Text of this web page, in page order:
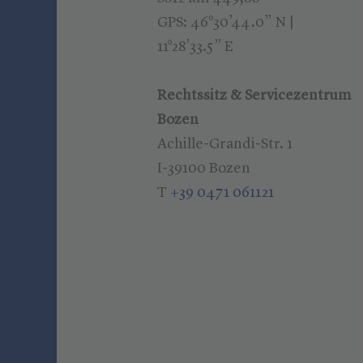
GPS: 46°30’44.0” N |
11°28’33.5” E
Rechtssitz & Servicezentrum
Bozen
Achille-Grandi-Str. 1
I-39100 Bozen
T +39 0471 061121